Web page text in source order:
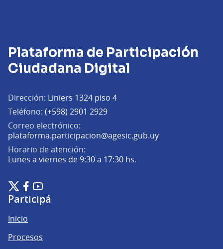
Plataforma de Participación
Ciudadana Digital
Dirección: Liniers 1324 piso 4
Teléfono: (+598) 2901 2929
Correo electrónico:
plataforma.participacion@agesic.gub.uy(Abrir en una
Horario de atención:
Lunes a viernes de 9:30 a 17:30 hs.
Plataforma de Participación Ciudadana Digital en X
(Enlace externo)
Plataforma de Participación Ciudadana Digital en Facebook
(Enlace externo)
Plataforma de Participación Ciudadana Digital en
(Enlace externo)
Participá
Inicio
Procesos